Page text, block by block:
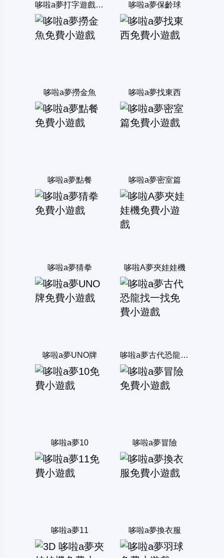
哆啦a夢打字遊戲-打數字 哆啦a夢保齡球
哆啦a夢撈金魚 哆啦a夢找東西
哆啦a夢點餐 哆啦a夢密室篇
哆啦a夢猜拳 哆啦A夢夾娃娃機
哆啦a夢UNO牌 哆啦a夢古代恐龍找一找
哆啦a夢10 哆啦a夢冒險
哆啦a夢11 哆啦a夢換衣服